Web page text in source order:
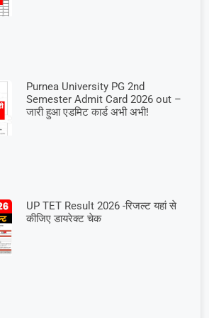
Purnea University PG 2nd
Semester Admit Card 2026 out –
जारी हुआ एडमिट कार्ड अभी अभी!
UP TET Result 2026 -रिजल्ट यहां से
कीजिए डायरेक्ट चेक